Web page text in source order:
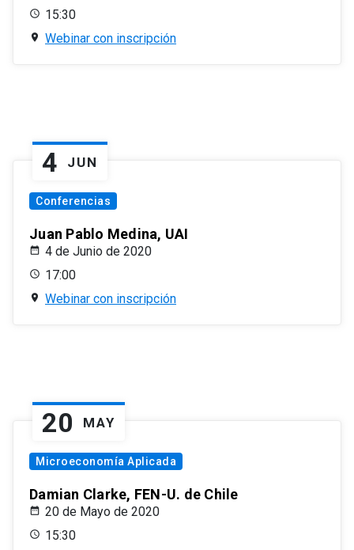
15:30
Webinar con inscripción
4 JUN
Conferencias
Juan Pablo Medina, UAI
4 de Junio de 2020
17:00
Webinar con inscripción
20 MAY
Microeconomía Aplicada
Damian Clarke, FEN-U. de Chile
20 de Mayo de 2020
15:30